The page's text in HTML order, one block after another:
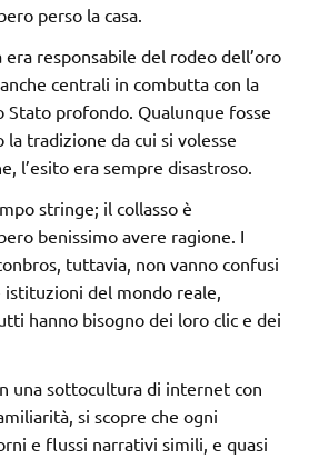
perso la casa.
era responsabile del rodeo dell’oro
centrali in combutta con la
Stato profondo. Qualunque fosse
la tradizione da cui si volesse
l’esito era sempre disastroso.
stringe; il collasso è
benissimo avere ragione. I
tuttavia, non vanno confusi
del mondo reale,
hanno bisogno dei loro clic e dei
una sottocultura di internet con
si scopre che ogni
e flussi narrativi simili, e quasi